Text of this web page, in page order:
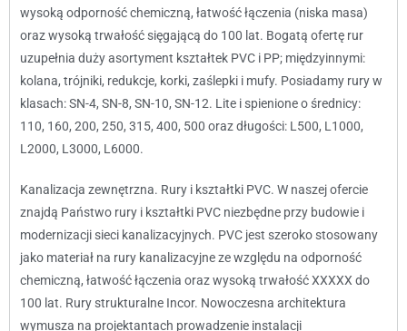
wysoką odporność chemiczną, łatwość łączenia (niska masa)
oraz wysoką trwałość sięgającą do 100 lat. Bogatą ofertę rur
uzupełnia duży asortyment kształtek PVC i PP; międzyinnymi:
kolana, trójniki, redukcje, korki, zaślepki i mufy. Posiadamy rury w
klasach: SN-4, SN-8, SN-10, SN-12. Lite i spienione o średnicy:
110, 160, 200, 250, 315, 400, 500 oraz długości: L500, L1000,
L2000, L3000, L6000.
Kanalizacja zewnętrzna. Rury i kształtki PVC. W naszej ofercie
znajdą Państwo rury i kształtki PVC niezbędne przy budowie i
modernizacji sieci kanalizacyjnych. PVC jest szeroko stosowany
jako materiał na rury kanalizacyjne ze względu na odporność
chemiczną, łatwość łączenia oraz wysoką trwałość XXXXX do
100 lat. Rury strukturalne Incor. Nowoczesna architektura
wymusza na projektantach prowadzenie instalacji